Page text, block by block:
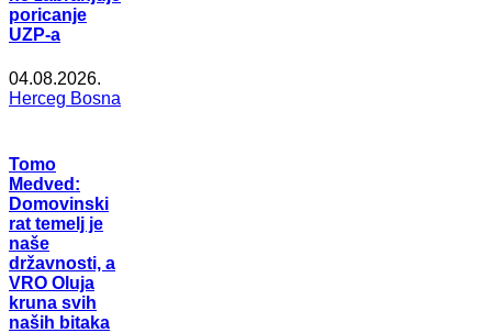
poricanje
UZP-a
04.08.2026.
Herceg Bosna
Tomo
Medved:
Domovinski
rat temelj je
naše
državnosti, a
VRO Oluja
kruna svih
naših bitaka